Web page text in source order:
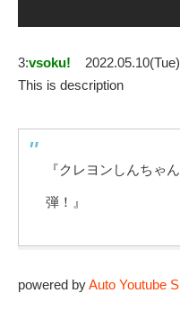
3:vsoku!
2022.05.10(Tue)
This is description
『クレヨンしんちゃ
弾！』
powered byAuto Youtube